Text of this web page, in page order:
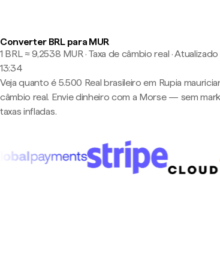
Converter BRL para MUR
1 BRL ≈ 9,2538 MUR · Taxa de câmbio real ·
13:34
Veja quanto é 5.500 Real brasileiro em Rupia
câmbio real. Envie dinheiro com a Morse — sem
taxas infladas.